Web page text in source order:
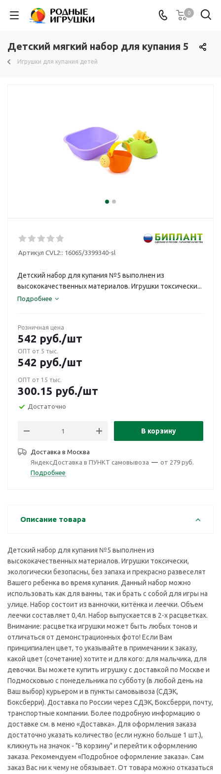
0
Детский мягкий набор для купания 5
Игрушки для купания детей
Артикул CVL2:: 16065/3399340-sl
Детский набор для купания №5 выполнен из
высококачественных материалов. Игрушки токсически...
Подробнее
Розничная цена
542 руб./шт
ОПТ от 5 тыс.
542 руб./шт
ОПТ от 15 тыс.
300.15 руб./шт
Достаточно
В корзину
Доставка в Москва
ЯндексДоставка в ПУНКТ самовывоза — от 279 руб.
Подробнее
Описание товара
Детский набор для купания №5 выполнен из
высококачественных материалов. Игрушки токсически,
экологически безопасны, без запаха и прекрасно развеселят
Вашего ребенка во время купания. Данный набор можно
использовать как для ванны, так и брать с собой для игры на
улице. Набор состоит из ванночки, китёнка и леечки. Объем
леечки составляет 0,4л. Набор выпускается в 2-х расцветках.
Внимание: расцветка игрушки может быть любых тонов и
отличаться от демонстрационных фото! Если Вам
принципиален цвет, то указывайте в примечании к заказу,
какой цвет (сочетание) хотите и для кого: для мальчика, для
девочки. Вы можете купить игрушку с доставкой по Москве и
Подмосковью с понедельника по субботу (в любой день на
Ваш выбор) курьером и в пункты самовывоза (СДЭК,
Боксберри). Доставка по России через СДЭК, Боксберри, почту,
транспортные компании. Более подробную информацию о
доставке см. в меню «Доставка». Для оформления заказа
достаточно указать количество (если нужно больше 1 шт.),
кликнуть на значок - "В корзину" и перейти к оформлению
заказа. Рекомендуем «Подробное оформление заказа». Сам
заказ Вас ни к чему не обязывает. От товара можно отказаться